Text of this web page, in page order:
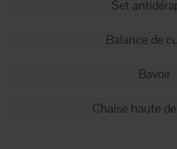
Set
Balance de
Bavoir
Chaise haute